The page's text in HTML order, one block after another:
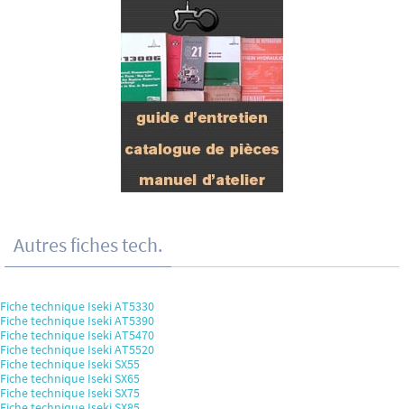
Autres fiches tech.
Fiche technique Iseki AT5330
Fiche technique Iseki AT5390
Fiche technique Iseki AT5470
Fiche technique Iseki AT5520
Fiche technique Iseki SX55
Fiche technique Iseki SX65
Fiche technique Iseki SX75